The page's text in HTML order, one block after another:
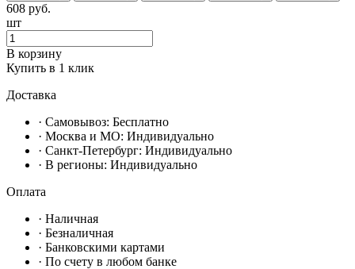
608 руб.
шт
В корзину
Купить в 1 клик
Доставка
· Самовывоз: Бесплатно
· Москвa и МО: Индивидуально
· Санкт-Петербург: Индивидуально
· В регионы: Индивидуально
Оплата
· Наличная
· Безналичная
· Банковскими картами
· По счету в любом банке